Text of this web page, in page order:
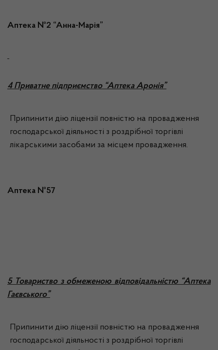
Аптека №2 “Анна-Марія”
4 Приватне підприємство “Аптека Аронія”
Припинити дію ліцензії повністю на провадження
господарської діяльності з роздрібної торгівлі
лікарськими засобами за місцем провадження.
Аптека №57
5 Товариство з обмеженою відповідальністю “Аптека
Гаєвського”
Припинити дію ліцензії повністю на провадження
господарської діяльності з роздрібної торгівлі